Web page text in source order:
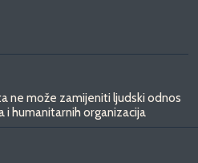
ne može zamijeniti ljudski odnos
humanitarnih organizacija